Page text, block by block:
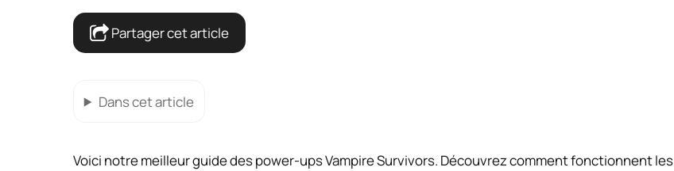
Partager cet article
Dans cet article
Voici notre meilleur guide des power-ups Vampire Survivors. Découvrez comment fonctionnent les